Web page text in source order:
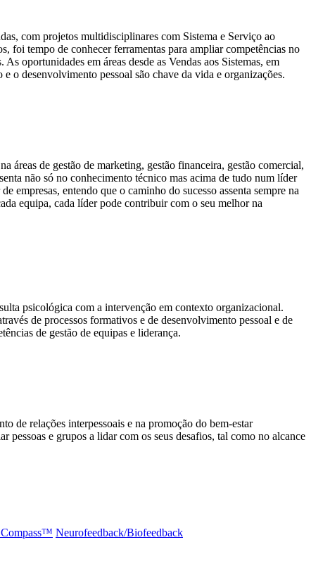
com projetos multidisciplinares com Sistema e Serviço ao
foi tempo de conhecer ferramentas para ampliar competências no
oportunidades em áreas desde as Vendas aos Sistemas, em
o desenvolvimento pessoal são chave da vida e organizações.
áreas de gestão de marketing, gestão financeira, gestão comercial,
não só no conhecimento técnico mas acima de tudo num líder
empresas, entendo que o caminho do sucesso assenta sempre na
equipa, cada líder pode contribuir com o seu melhor na
psicológica com a intervenção em contexto organizacional.
de processos formativos e de desenvolvimento pessoal e de
de gestão de equipas e liderança.
de relações interpessoais e na promoção do bem-estar
e grupos a lidar com os seus desafios, tal como no alcance
Neurofeedback/Biofeedback